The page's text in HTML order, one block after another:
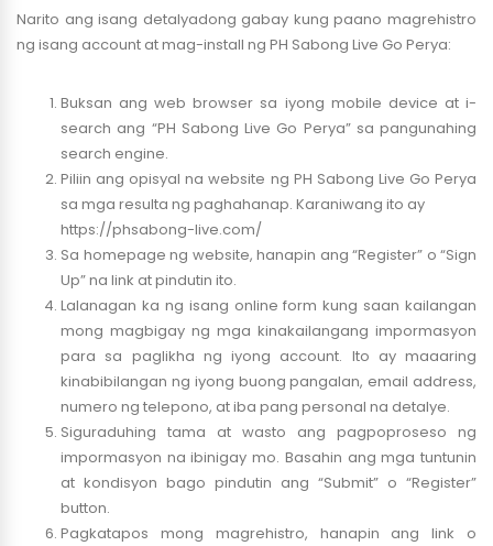
Narito ang isang detalyadong gabay kung paano magrehistro
ng isang account at mag-install ng PH Sabong Live Go Perya:
Buksan ang web browser sa iyong mobile device at i-
search ang “PH Sabong Live Go Perya” sa pangunahing
search engine.
Piliin ang opisyal na website ng PH Sabong Live Go Perya
sa mga resulta ng paghahanap. Karaniwang ito ay
https://phsabong-live.com/
Sa homepage ng website, hanapin ang “Register” o “Sign
Up” na link at pindutin ito.
Lalanagan ka ng isang online form kung saan kailangan
mong magbigay ng mga kinakailangang impormasyon
para sa paglikha ng iyong account. Ito ay maaaring
kinabibilangan ng iyong buong pangalan, email address,
numero ng telepono, at iba pang personal na detalye.
Siguraduhing tama at wasto ang pagpoproseso ng
impormasyon na ibinigay mo. Basahin ang mga tuntunin
at kondisyon bago pindutin ang “Submit” o “Register”
button.
Pagkatapos mong magrehistro, hanapin ang link o